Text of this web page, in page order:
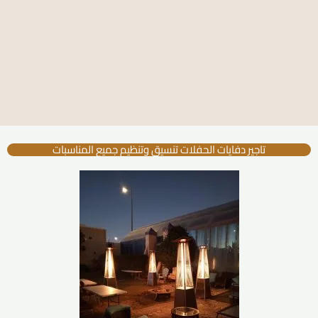
تاجير دفايات الحفلات تنسيق وتنظيم جميع المناسبات